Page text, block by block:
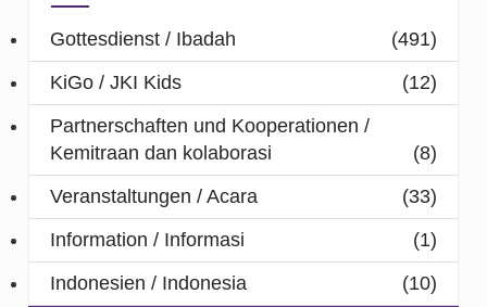
Gottesdienst / Ibadah
(491)
KiGo / JKI Kids
(12)
Partnerschaften und Kooperationen /
Kemitraan dan kolaborasi
(8)
Veranstaltungen / Acara
(33)
Information / Informasi
(1)
Indonesien / Indonesia
(10)